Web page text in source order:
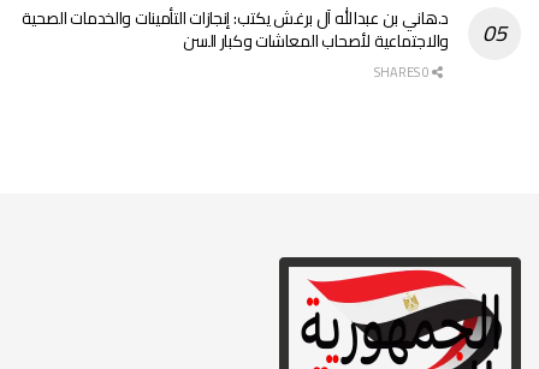
د.هاني بن عبدالله آل برغش يكتب: إنجازات التأمينات والخدمات الصحية
والاجتماعية لأصحاب المعاشات وكبار السن